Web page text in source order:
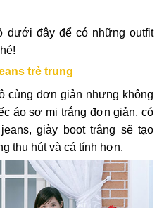
dưới đây để có những outfit
trẻ trung
cùng đơn giản nhưng không
áo sơ mi trắng đơn giản, có
giày boot trắng sẽ tạo
thu hút và cá tính hơn.